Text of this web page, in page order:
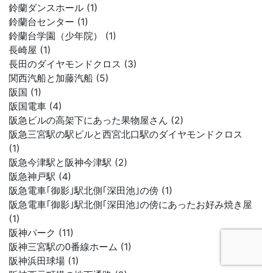
鈴蘭ダンスホール (1)
鈴蘭台センター (1)
鈴蘭台学園（少年院） (1)
長崎屋 (1)
長田のダイヤモンドクロス (3)
関西汽船と加藤汽船 (5)
阪国 (1)
阪国電車 (4)
阪急ビルの高架下にあった果物屋さん (2)
阪急三宮駅の駅ビルと西宮北口駅のダイヤモンドクロス
(1)
阪急今津駅と阪神今津駅 (2)
阪急神戸駅 (4)
阪急電車｢御影｣駅北側｢深田池｣の傍 (1)
阪急電車｢御影｣駅北側｢深田池｣の傍にあったお好み焼き屋
(1)
阪神パーク (11)
阪神三宮駅の0番線ホーム (1)
阪神浜田球場 (1)